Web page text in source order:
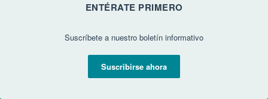
ENTÉRATE PRIMERO
Suscríbete a nuestro boletín informativo
Suscribirse ahora